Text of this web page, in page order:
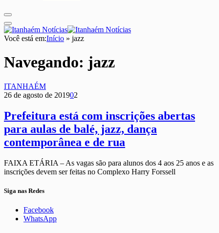
Você está em:Início » jazz
Navegando: jazz
ITANHAÉM
26 de agosto de 201902
Prefeitura está com inscrições abertas
para aulas de balé, jazz, dança
contemporânea e de rua
FAIXA ETÁRIA – As vagas são para alunos dos 4 aos 25 anos e as
inscrições devem ser feitas no Complexo Harry Forssell
Siga nas Redes
Facebook
WhatsApp